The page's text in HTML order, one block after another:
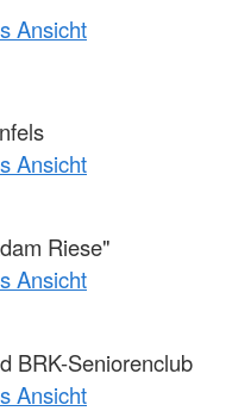
Ansicht
Ansicht
Riese"
Ansicht
BRK-Seniorenclub
Ansicht